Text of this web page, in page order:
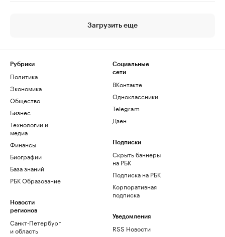
Загрузить еще
Рубрики
Политика
Экономика
Общество
Бизнес
Технологии и
медиа
Финансы
Биографии
База знаний
РБК Образование
Новости
регионов
Санкт-Петербург
и область
Социальные
сети
ВКонтакте
Одноклассники
Telegram
Дзен
Подписки
Скрыть баннеры
на РБК
Подписка на РБК
Корпоративная
подписка
Уведомления
RSS Новости